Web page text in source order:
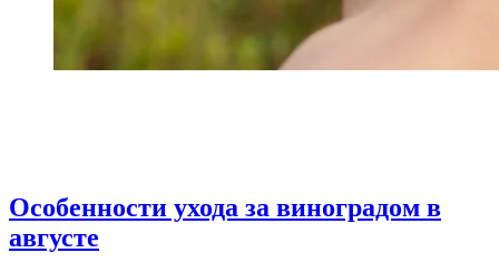
Особенности ухода за виноградом в
августе